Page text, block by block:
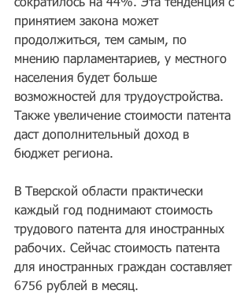
сократилось на 44%. Эта тенденция с
принятием закона может
продолжиться, тем самым, по
мнению парламентариев, у местного
населения будет больше
возможностей для трудоустройства.
Также увеличение стоимости патента
даст дополнительный доход в
бюджет региона.
В Тверской области практически
каждый год поднимают стоимость
трудового патента для иностранных
рабочих. Сейчас стоимость патента
для иностранных граждан составляет
6756 рублей в месяц.